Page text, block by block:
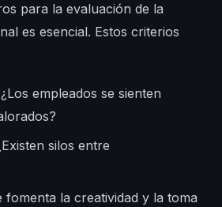
para la evaluación de la
es esencial. Estos criterios
¿Los empleados se sienten
silos entre
fomenta la creatividad y la toma